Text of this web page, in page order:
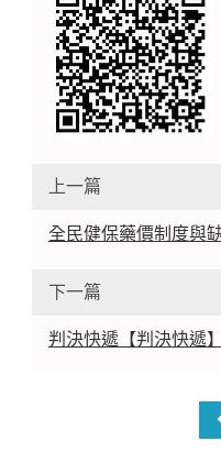
上一篇
全民健保藥價制度與
下一篇
判決快遞【判決快遞】